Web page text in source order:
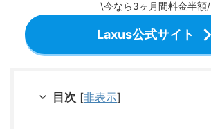
\今なら3ヶ月間料金半額/
Laxus公式サイト
目次 [非表示]